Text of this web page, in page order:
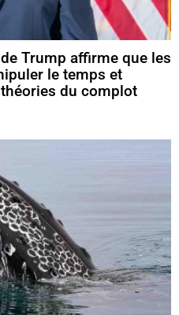
Trump affirme que les
le temps et
théories du complot